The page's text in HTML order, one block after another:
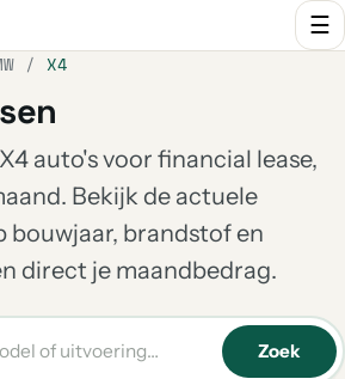
☰
/ X4
auto's voor financial lease,
Bekijk de actuele
bouwjaar, brandstof en
direct je maandbedrag.
Zoek